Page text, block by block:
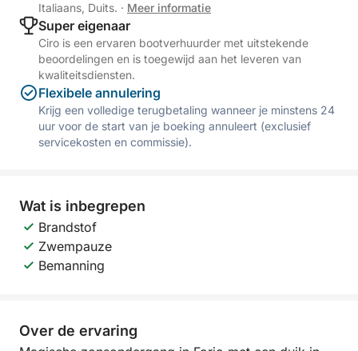
Italiaans, Duits. · Meer informatie
Super eigenaar
Ciro is een ervaren bootverhuurder met uitstekende
beoordelingen en is toegewijd aan het leveren van
kwaliteitsdiensten.
Flexibele annulering
Krijg een volledige terugbetaling wanneer je minstens 24
uur voor de start van je boeking annuleert (exclusief
servicekosten en commissie).
Wat is inbegrepen
Brandstof
Zwempauze
Bemanning
Over de ervaring